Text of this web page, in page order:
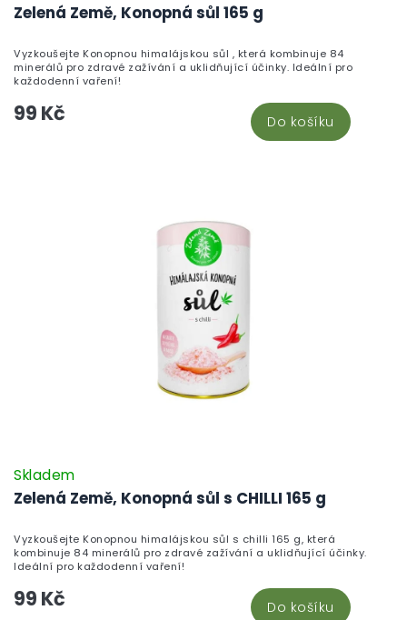
Zelená Země, Konopná sůl 165 g
99 Kč Do košíku
Vyzkoušejte Konopnou himalájskou sůl , která kombinuje 84
minerálů pro zdravé zažívání a uklidňující účinky. Ideální pro
každodenní vaření!
Zelená Země, Konopná sůl s CHILLI 165 g
Skladem
99 Kč Do košíku
Vyzkoušejte Konopnou himalájskou sůl s chilli 165 g, která
kombinuje 84 minerálů pro zdravé zažívání a uklidňující účinky.
Ideální pro každodenní vaření!